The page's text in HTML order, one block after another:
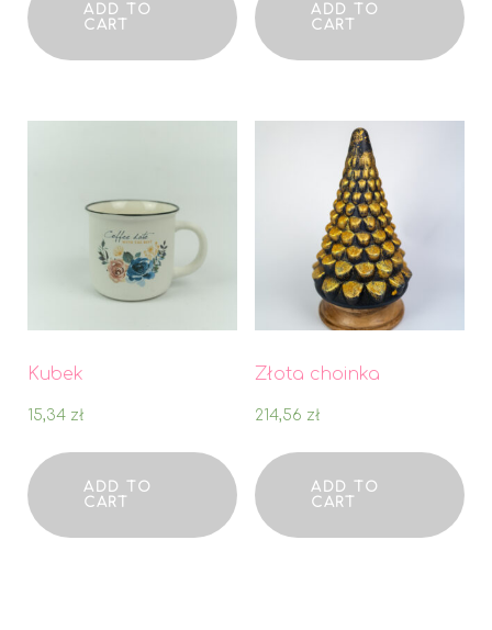
ADD TO
CART
ADD TO
CART
Kubek
15,34 zł
ADD TO
CART
Złota choinka
214,56 zł
ADD TO
CART